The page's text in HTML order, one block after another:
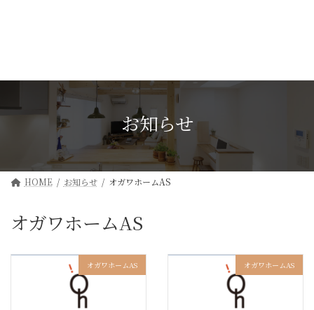
ッ
移
お知らせ
HOME お知らせ オガワホームAS
オガワホームAS
オガワホームAS オガワホームAS